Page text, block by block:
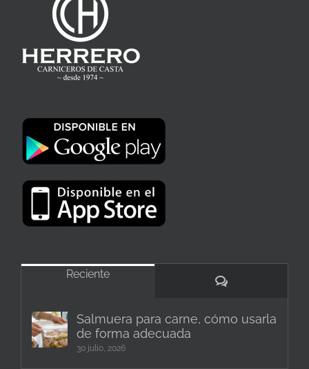
Reciente
Comentarios
Salmuera para carne, cómo usarla
de forma adecuada
30 julio, 2026